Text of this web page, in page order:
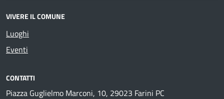
VIVERE IL COMUNE
Luoghi
Eventi
CONTATTI
Piazza Guglielmo Marconi, 10, 29023 Farini PC